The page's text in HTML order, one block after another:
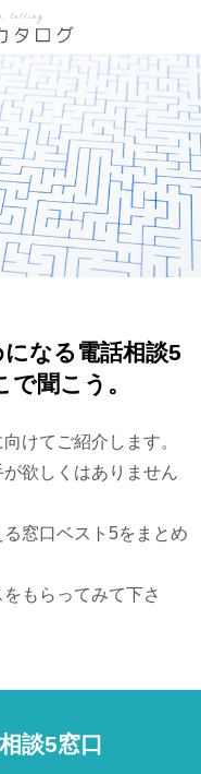
なる電話相談5
聞こう。
向けてご紹介します。
欲しくはありません
窓口ベスト5をまとめ
もらってみて下さ
談5窓口